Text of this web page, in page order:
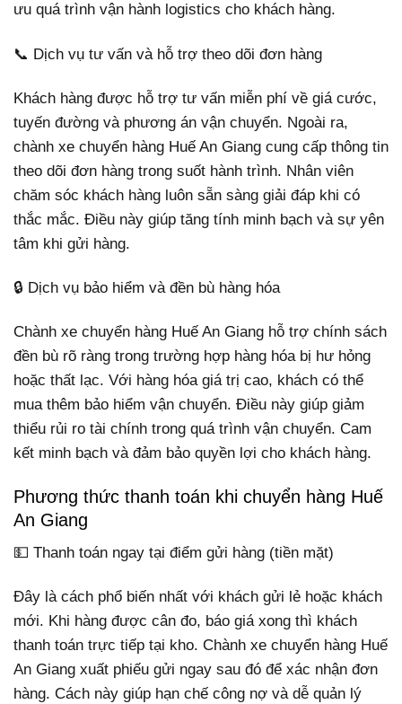
ưu quá trình vận hành logistics cho khách hàng.
📞 Dịch vụ tư vấn và hỗ trợ theo dõi đơn hàng
Khách hàng được hỗ trợ tư vấn miễn phí về giá cước,
tuyến đường và phương án vận chuyển. Ngoài ra,
chành xe chuyển hàng Huế An Giang cung cấp thông tin
theo dõi đơn hàng trong suốt hành trình. Nhân viên
chăm sóc khách hàng luôn sẵn sàng giải đáp khi có
thắc mắc. Điều này giúp tăng tính minh bạch và sự yên
tâm khi gửi hàng.
🔒 Dịch vụ bảo hiểm và đền bù hàng hóa
Chành xe chuyển hàng Huế An Giang hỗ trợ chính sách
đền bù rõ ràng trong trường hợp hàng hóa bị hư hỏng
hoặc thất lạc. Với hàng hóa giá trị cao, khách có thể
mua thêm bảo hiểm vận chuyển. Điều này giúp giảm
thiểu rủi ro tài chính trong quá trình vận chuyển. Cam
kết minh bạch và đảm bảo quyền lợi cho khách hàng.
Phương thức thanh toán khi chuyển hàng Huế
An Giang
💵 Thanh toán ngay tại điểm gửi hàng (tiền mặt)
Đây là cách phổ biến nhất với khách gửi lẻ hoặc khách
mới. Khi hàng được cân đo, báo giá xong thì khách
thanh toán trực tiếp tại kho. Chành xe chuyển hàng Huế
An Giang xuất phiếu gửi ngay sau đó để xác nhận đơn
hàng. Cách này giúp hạn chế công nợ và dễ quản lý